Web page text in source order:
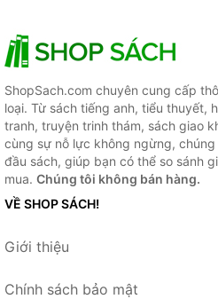
ShopSach.com chuyên cung cấp
loại. Từ sách tiếng anh, tiểu thuyết,
tranh, truyện trinh thám, sách giao
cùng sự nỗ lực không ngừng,
đầu sách, giúp bạn có thể so sánh
mua. Chúng tôi không bán hàng.
VỀ SHOP SÁCH!
Giới thiệu
Chính sách bảo mật